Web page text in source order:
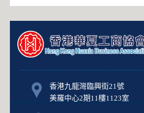
香港九龍灣臨興街21號
美羅中心2期11樓1123室